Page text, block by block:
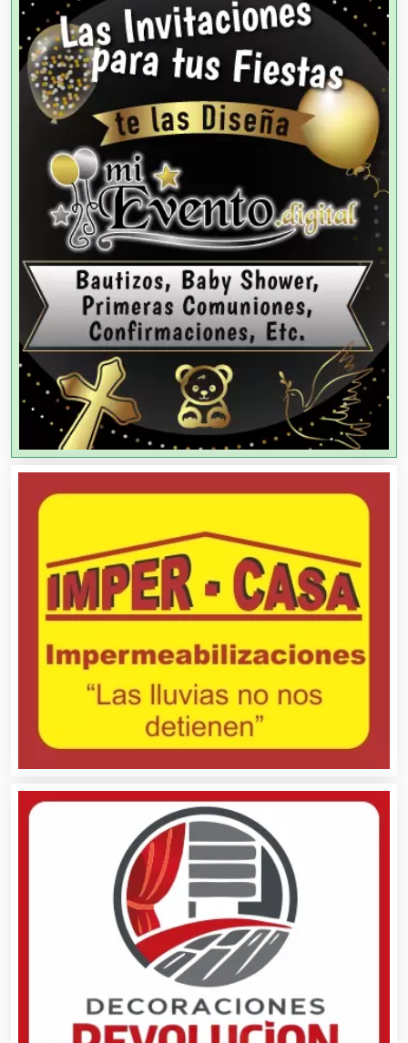
Agencias de Autos
Agencias de Cobranza
Agencias de Colocación
Agencias de Modelos
Agencias de Publicidad
Agencias de Viajes
Agricultores
Agua Purificada
Aire Acondicionado
Albercas
Alimentos
Almacenaje
Alquiler de Autos